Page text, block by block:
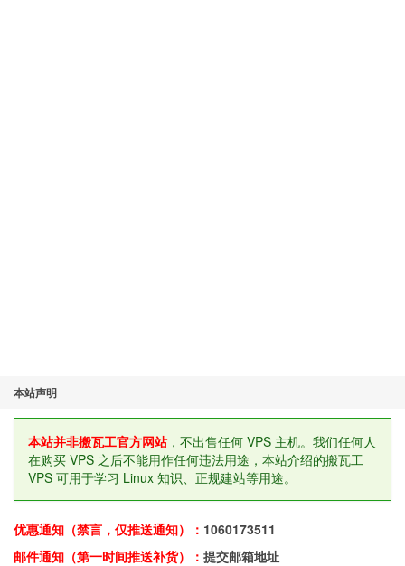
本站声明
本站并非搬瓦工官方网站，不出售任何 VPS 主机。我们任何人
在购买 VPS 之后不能用作任何违法用途，本站介绍的搬瓦工
VPS 可用于学习 Linux 知识、正规建站等用途。
优惠通知（禁言，仅推送通知）： 1060173511
邮件通知（第一时间推送补货）： 提交邮箱地址